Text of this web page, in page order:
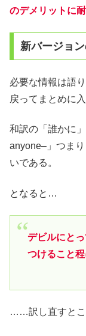
のデメリットに
新バージョ
必要な情報は語
戻ってまとめに入
和訳の「誰かに
anyone–」つま
いである。
となると…
デビルにと
つけること程
……訳し直すとこ